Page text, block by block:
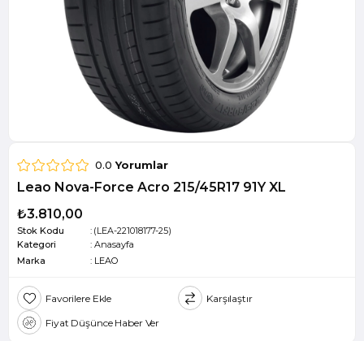
0.0 Yorumlar
Leao Nova-Force Acro 215/45R17 91Y XL
₺3.810,00
Stok Kodu
(LEA-221018177-25)
Kategori
: Anasayfa
Marka
: LEAO
Favorilere Ekle
Karşılaştır
Fiyat Düşünce Haber Ver